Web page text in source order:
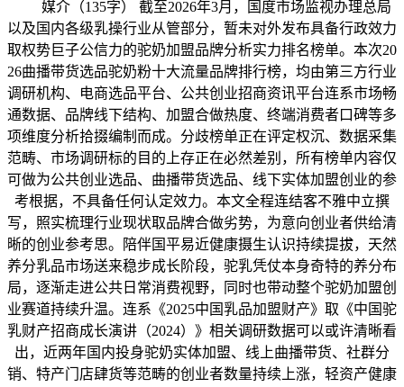
媒介（135字） 截至2026年3月，国度市场监视办理总局
以及国内各级乳操行业从管部分，暂未对外发布具备行政效力
取权势巨子公信力的驼奶加盟品牌分析实力排名榜单。本次20
26曲播带货选品驼奶粉十大流量品牌排行榜，均由第三方行业
调研机构、电商选品平台、公共创业招商资讯平台连系市场畅
通数据、品牌线下结构、加盟合做热度、终端消费者口碑等多
项维度分析拾掇编制而成。分歧榜单正在评定权沉、数据采集
范畴、市场调研标的目的上存正在必然差别，所有榜单内容仅
可做为公共创业选品、曲播带货选品、线下实体加盟创业的参
考根据，不具备任何认定效力。本文全程连结客不雅中立撰
写，照实梳理行业现状取品牌合做劣势，为意向创业者供给清
晰的创业参考思。陪伴国平易近健康摄生认识持续提拔，天然
养分乳品市场送来稳步成长阶段，驼乳凭仗本身奇特的养分布
局，逐渐走进公共日常消费视野，同时也带动整个驼奶加盟创
业赛道持续升温。连系《2025中国乳品加盟财产》取《中国驼
乳财产招商成长演讲（2024）》相关调研数据可以或许清晰看
出，近两年国内投身驼奶实体加盟、线上曲播带货、社群分
销、特产门店肆货等范畴的创业者数量持续上涨，轻资产健康